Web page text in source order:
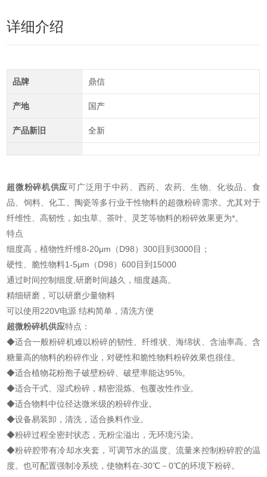
详细介绍
品牌 鼎信
产地 国产
产品新旧 全新
超微粉碎机供应可广泛用于中药、西药、农药、生物、化妆品、食
品、饲料、化工、陶瓷等多行业干性物料的超微粉碎需求。尤其对于
纤维性、高韧性，如虫草、茶叶、灵芝等物料的粉碎效果更为*。
特点
细度高，植物性纤维8-20μm（D98）300目到3000目；
硬性、脆性物料1-5μm（D98）600目到15000
通过时间控制细度,研磨时间越久，细度越高。
精细研磨，可以研磨少量物料
可以使用220V电源 结构简单，清洗方便
超微粉碎机供应特点：
◆适合一般粉碎机难以粉碎的韧性、纤维状、海绵状、含油率高、含
糖量高的物料的粉碎作业，对硬性和脆性物料粉碎效果也很佳。
◆适合植物花粉孢子破壁粉碎、破壁率能达95%。
◆适合干式、湿式粉碎，精密混炼、包覆改性作业。
◆适合物料中位径达微米级的粉碎作业。
◆设备易装卸，清洗，适合换料作业。
◆粉碎过程全密封状态，无粉尘溢出，无环境污染。
◆粉碎腔带有冷却水夹套，可调节水的温度、流量来控制粉碎腔的温
度。也可配置强制冷系统，使物料在-30℃－0℃的环境下粉碎。